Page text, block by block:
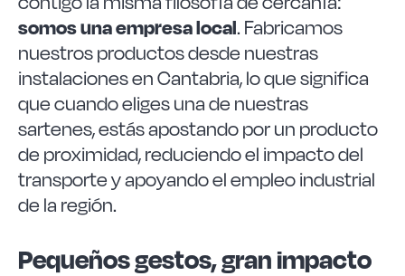
somos una empresa local. Fabricamos
nuestros productos desde nuestras
instalaciones en Cantabria, lo que significa
que cuando eliges una de nuestras
sartenes, estás apostando por un producto
de proximidad, reduciendo el impacto del
transporte y apoyando el empleo industrial
de la región.
Pequeños gestos, gran impacto